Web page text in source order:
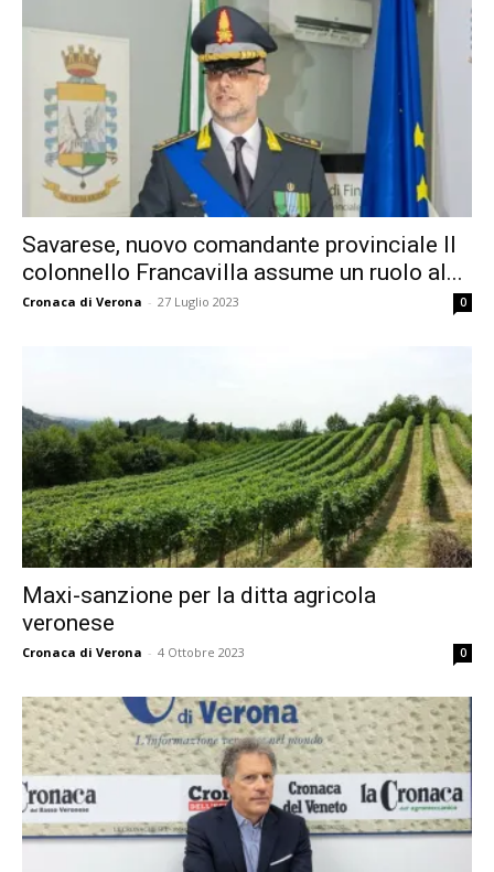
Savarese, nuovo comandante provinciale Il
colonnello Francavilla assume un ruolo al...
Cronaca di Verona - 27 Luglio 2023 0
Maxi-sanzione per la ditta agricola
veronese
Cronaca di Verona - 4 Ottobre 2023 0